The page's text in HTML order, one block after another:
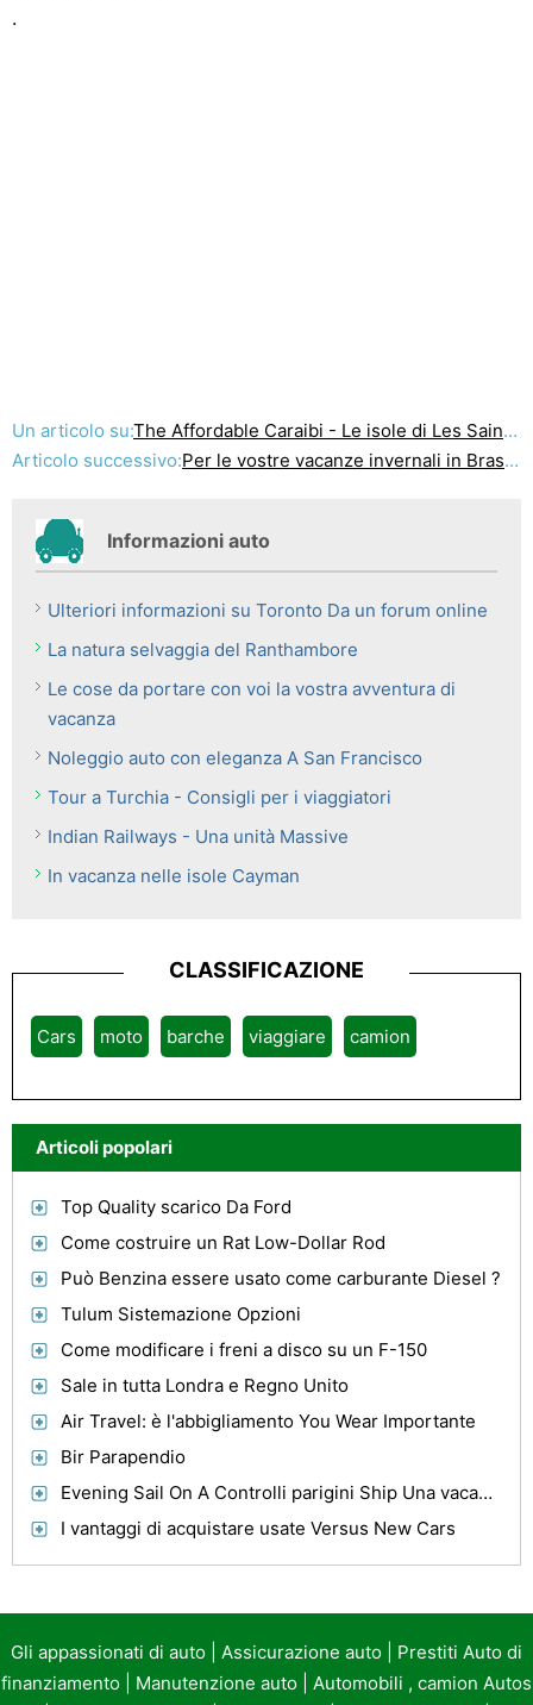
.
Un articolo su:The Affordable Caraibi - Le isole di Les Saintes
Articolo successivo:Per le vostre vacanze invernali in Brasile Prova Ponta Dos Ganchos, per un'esperienza totalmente Brasile vacanze
Informazioni auto
Ulteriori informazioni su Toronto Da un forum online
La natura selvaggia del Ranthambore
Le cose da portare con voi la vostra avventura di
vacanza
Noleggio auto con eleganza A San Francisco
Tour a Turchia - Consigli per i viaggiatori
Indian Railways - Una unità Massive
In vacanza nelle isole Cayman
CLASSIFICAZIONE
Cars moto barche viaggiare camion
Articoli popolari
Top Quality scarico Da Ford
Come costruire un Rat Low-Dollar Rod
Può Benzina essere usato come carburante Diesel ?
Tulum Sistemazione Opzioni
Come modificare i freni a disco su un F-150
Sale in tutta Londra e Regno Unito
Air Travel: è l'abbigliamento You Wear Importante
Bir Parapendio
Evening Sail On A Controlli parigini Ship Una vacanza ideale per la famiglia
I vantaggi di acquistare usate Versus New Cars
Gli appassionati di auto Assicurazione auto
Prestiti Auto di
finanziamento
Manutenzione auto
Automobili , camion Autos